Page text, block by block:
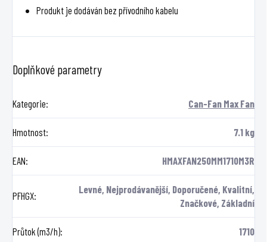
Produkt je dodáván bez přívodního kabelu
Doplňkové parametry
Kategorie: Can-Fan Max Fan
Hmotnost: 7.1 kg
EAN: HMAXFAN250MM1710M3R
PFHGX:
Levné, Nejprodávanější, Doporučené, Kvalitní,
Značkové, Základní
Průtok (m3/h): 1710